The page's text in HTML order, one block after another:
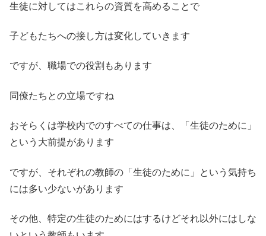
生徒に対してはこれらの資質を高めることで
子どもたちへの接し方は変化していきます
ですが、職場での役割もあります
同僚たちとの立場ですね
おそらくは学校内でのすべての仕事は、「生徒のために」
という大前提があります
ですが、それぞれの教師の「生徒のために」という気持ち
には多い少ないがあります
その他、特定の生徒のためにはするけどそれ以外にはしな